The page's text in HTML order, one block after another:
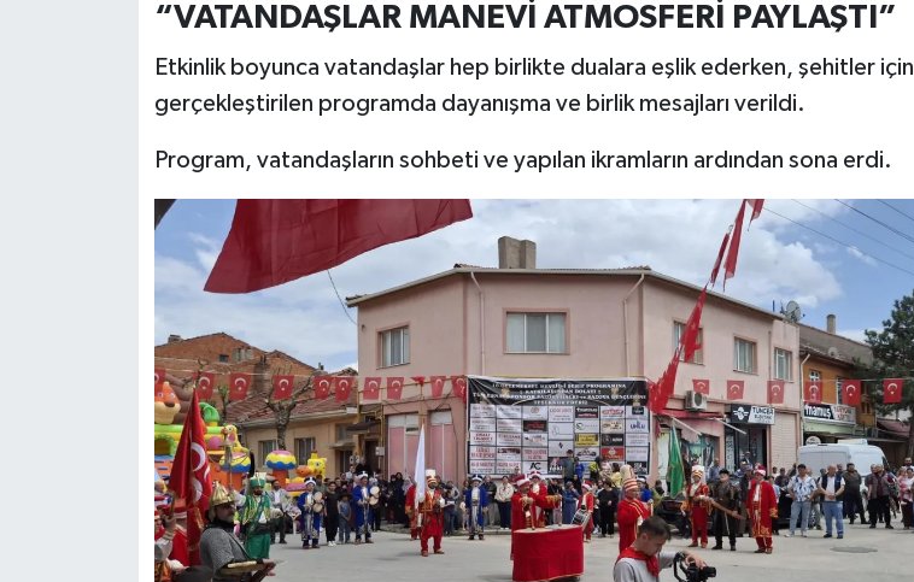
“VATANDAŞLAR MANEVİ ATMOSFERİ PAYLAŞTI”
Etkinlik boyunca vatandaşlar hep birlikte dualara eşlik ederken, şehitler için
gerçekleştirilen programda dayanışma ve birlik mesajları verildi.
Program, vatandaşların sohbeti ve yapılan ikramların ardından sona erdi.